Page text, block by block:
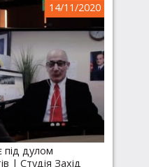
14/11/2020
під дулом
| Студія Захід